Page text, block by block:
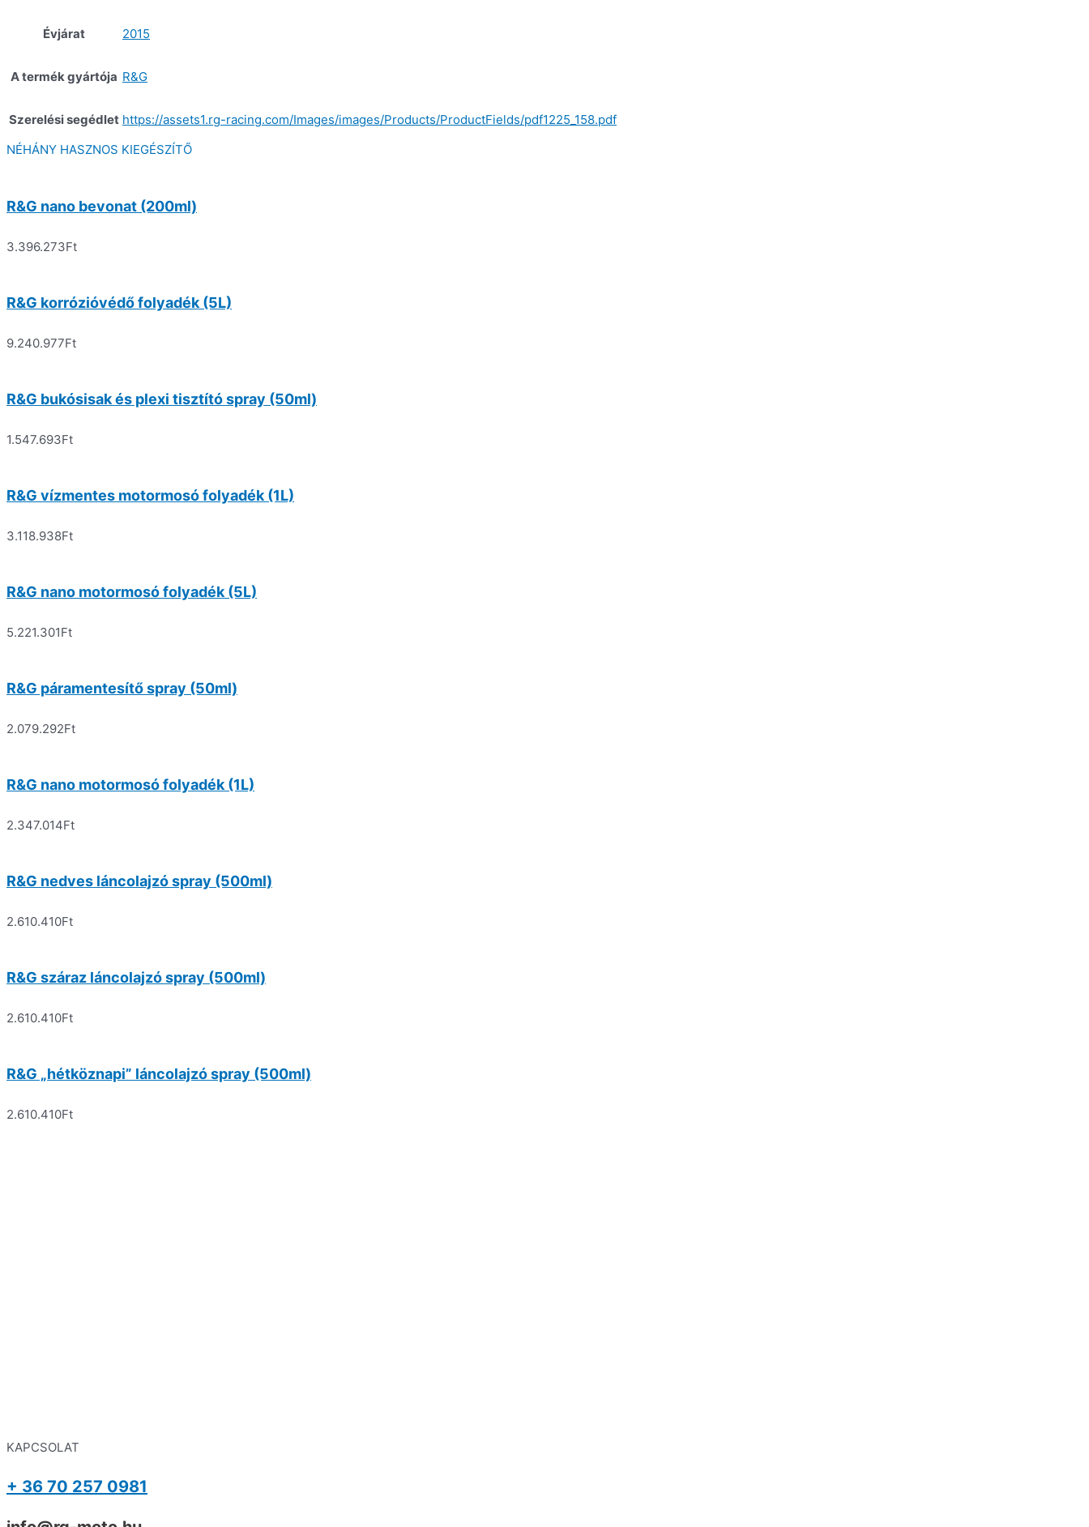
Évjárat 2015
A termék gyártója R&G
Szerelési segédlet https://assets1.rg-racing.com/Images/images/Products/ProductFields/pdf1225_158.pdf
NÉHÁNY HASZNOS KIEGÉSZÍTŐ
R&G nano bevonat (200ml)
3.396.273Ft
R&G korrózióvédő folyadék (5L)
9.240.977Ft
R&G bukósisak és plexi tisztító spray (50ml)
1.547.693Ft
R&G vízmentes motormosó folyadék (1L)
3.118.938Ft
R&G nano motormosó folyadék (5L)
5.221.301Ft
R&G páramentesítő spray (50ml)
2.079.292Ft
R&G nano motormosó folyadék (1L)
2.347.014Ft
R&G nedves láncolajzó spray (500ml)
2.610.410Ft
R&G száraz láncolajzó spray (500ml)
2.610.410Ft
R&G „hétköznapi” láncolajzó spray (500ml)
2.610.410Ft
KAPCSOLAT
+ 36 70 257 0981